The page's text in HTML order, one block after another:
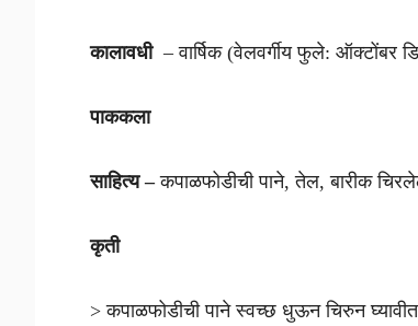
कालावधी– वार्षिक (वेलवर्गीय फुले: ऑक्टोंबर
पाककला
साहित्य –कपाळफोडीची पाने, तेल, बारीक
कृती
> कपाळफोडीची पाने स्वच्छ धुऊन चिरुन